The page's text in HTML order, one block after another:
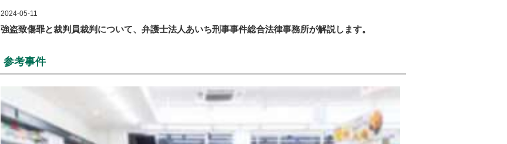
2024-05-11
強盗致傷罪と裁判員裁判について、弁護士法人あいち刑事事件総合法律事務所が解説します。
参考事件